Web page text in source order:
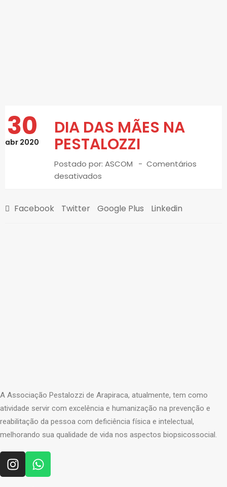
30
abr 2020
DIA DAS MÃES NA
PESTALOZZI
Postado por:ASCOM
Comentários
desativados
Facebook Twitter Google Plus Linkedin
A Associação Pestalozzi de Arapiraca, atualmente, tem como
atividade servir com excelência e humanização na prevenção e
reabilitação da pessoa com deficiência física e intelectual,
melhorando sua qualidade de vida nos aspectos biopsicossocial.